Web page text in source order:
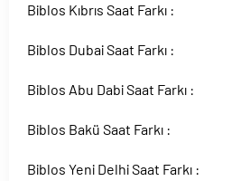
Biblos Kıbrıs Saat Farkı :
Biblos Dubai Saat Farkı :
Biblos Abu Dabi Saat Farkı :
Biblos Bakü Saat Farkı :
Biblos Yeni Delhi Saat Farkı :